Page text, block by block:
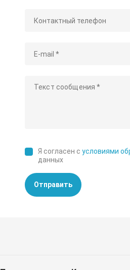
Я согласен сусловиями
данных
Отправить